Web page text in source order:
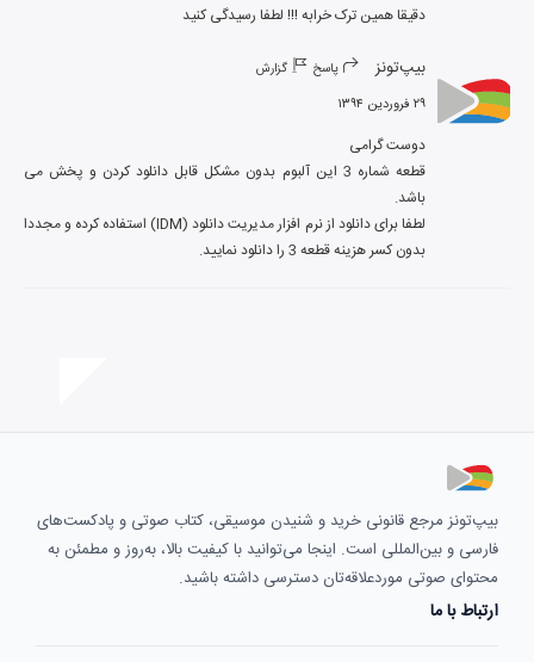
دقیقا همین ترک خرابه !!! لطفا رسیدگی کنید
بیپ‌تونز پاسخ گزارش
۲۹ فروردین ۱۳۹۴
لطفا برای دانلود از نرم افزار مدیریت دانلود (IDM) استفاده کرده و مجددا
بدون کسر هزینه قطعه 3 را دانلود نمایید.
بیپ‌تونز مرجع قانونی خرید و شنیدن موسیقی، کتاب صوتی و پادکست‌های
فارسی و بین‌المللی است. اینجا می‌توانید با کیفیت بالا، به‌روز و مطمئن به
محتوای صوتی موردعلاقه‌تان دسترسی داشته باشید.
ارتباط با ما